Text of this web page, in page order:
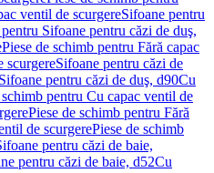
ventil de scurgereSifoane pentru
Sifoane pentru căzi de duş,
Piese de schimb pentru Fără capac
scurgereSifoane pentru căzi de
pentru căzi de duş, d90Cu
schimb pentru Cu capac ventil de
Piese de schimb pentru Fără
de scurgerePiese de schimb
pentru căzi de baie,
pentru căzi de baie, d52Cu